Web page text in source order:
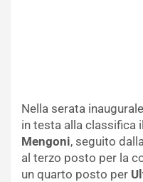
Nella serata
in testa alla classifica
Mengoni, seguito
al terzo posto per la
un quarto posto per